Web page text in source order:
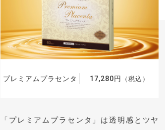
プレミアムプラセンタ 17,280円 （税込）
「プレミアムプラセンタ」は透明感とツヤ